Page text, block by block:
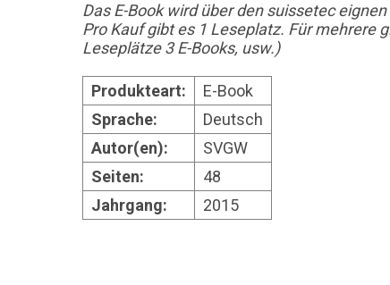
Das E-Book wird über den suissetec
Pro Kauf gibt es 1 Leseplatz. Für mehrere
Leseplätze 3 E-Books, usw.)
Produkteart:
E-Book
Sprache:
Deutsch
Autor(en):
SVGW
Seiten:
48
Jahrgang:
2015